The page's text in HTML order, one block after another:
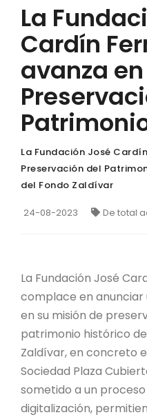
La
Cardín
avanza
La Fundación José
Preservación del
del Fondo Zaldívar
24-08-2023 De total
La Fundación José
complace en
en su misión de
patrimonio histórico
Zaldívar, en concreto
Sociedad Plaza
sometido a un
digitalización,